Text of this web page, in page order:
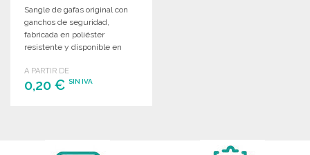
Sangle de gafas original con
ganchos de seguridad,
fabricada en poliéster
resistente y disponible en
A PARTIR DE
0,20 € SIN IVA